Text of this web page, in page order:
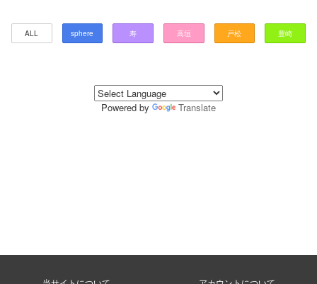
ALL sphere 寿 高垣 戸松 豊崎
Powered by Translate